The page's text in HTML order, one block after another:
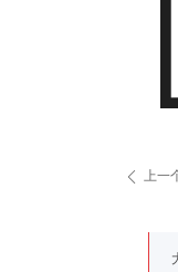
ꄴ 上一